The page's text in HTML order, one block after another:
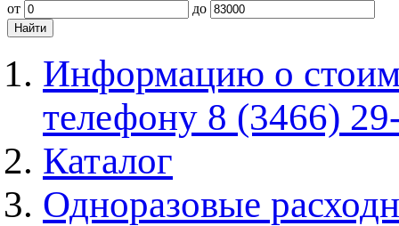
от до
Информацию о
телефону 8 (3466)
Каталог
Одноразовые